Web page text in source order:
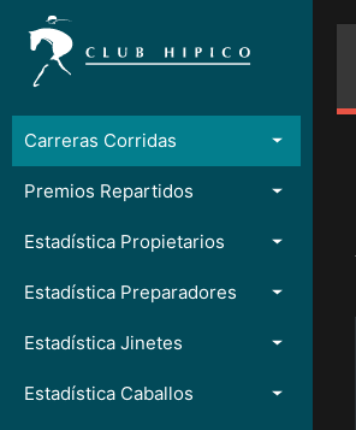
Carreras Corridas
Premios Repartidos
Estadística Propietarios
Estadística Preparadores
Estadística Jinetes
Estadística Caballos